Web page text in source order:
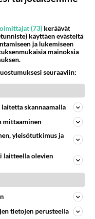
viestiä.
2151
368
1178
(73) keräävät
käyttäen evästeitä
ja lukemiseen
mainoksia
seuraaviin:
skannaamalla
mittaaminen
yleisötutkimus ja
laitteella olevien
tietojen perusteella